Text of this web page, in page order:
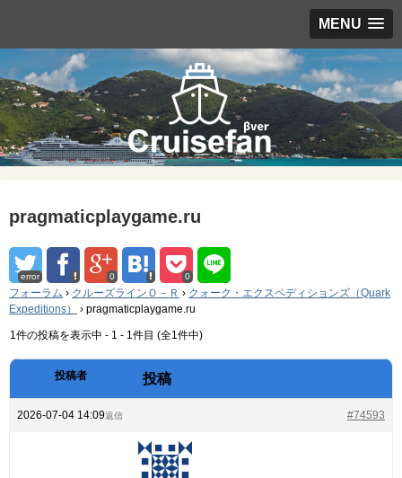
MENU
pragmaticplaygame.ru
error 0 0
フォーラム › クルーズラインＯ－Ｒ › クォーク・エクスペディションズ（Quark
Expeditions）
› pragmaticplaygame.ru
1件の投稿を表示中 - 1 - 1件目 (全1件中)
投稿者 投稿
2026-07-04 14:09 #74593
返信